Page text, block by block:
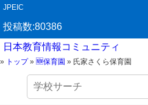
JPEIC
投稿数:80386
日本教育情報コミュニティ
» トップ» 🆕保育園 » 氏家さくら保育園
検